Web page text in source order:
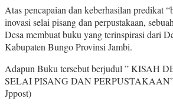
Atas pencapaian dan keberhasilan predikat
inovasi selai pisang dan perpustakaan,
Desa membuat buku yang terinspirasi dari
Kabupaten Bungo Provinsi Jambi.
Adapun Buku tersebut berjudul ” KISAH
SELAI PISANG DAN
Jppost)